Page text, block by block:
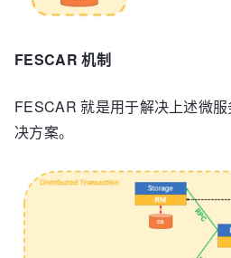
FESCAR 机制
FESCAR 就是用于解决上述微
决方案。